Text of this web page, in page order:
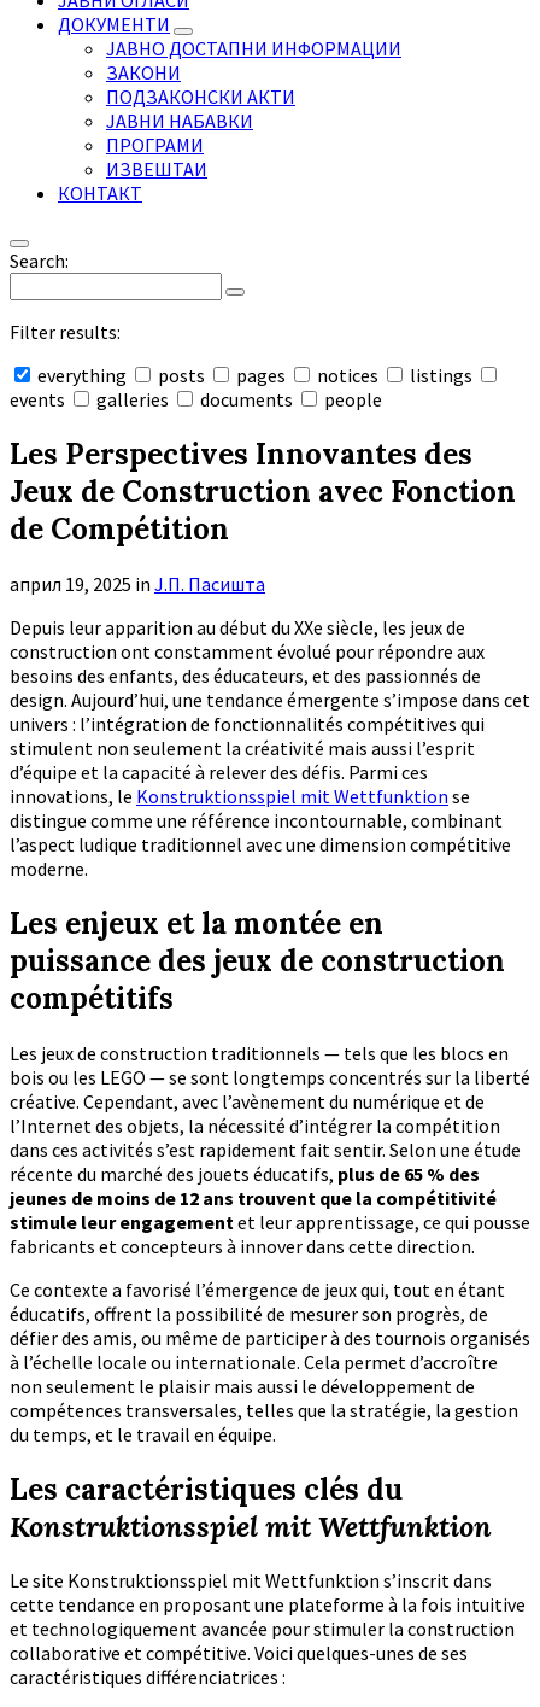
ДОКУМЕНТИ
ЈАВНО ДОСТАПНИ ИНФОРМАЦИИ
ЗАКОНИ
ПОДЗАКОНСКИ АКТИ
ЈАВНИ НАБАВКИ
ПРОГРАМИ
ИЗВЕШТАИ
КОНТАКТ
Search:
Filter results:
everything
posts pages notices
listings
events
galleries documents people
search
Les Perspectives Innovantes des
Jeux de Construction avec Fonction
de Compétition
април 19, 2025 in Ј.П. Пасишта
Depuis leur apparition au début du XXe siècle, les jeux de
construction ont constamment évolué pour répondre aux
besoins des enfants, des éducateurs, et des passionnés de
design. Aujourd’hui, une tendance émergente s’impose dans cet
univers : l’intégration de fonctionnalités compétitives qui
stimulent non seulement la créativité mais aussi l’esprit
d’équipe et la capacité à relever des défis. Parmi ces
innovations, le Konstruktionsspiel mit Wettfunktion se
distingue comme une référence incontournable, combinant
l’aspect ludique traditionnel avec une dimension compétitive
moderne.
Les enjeux et la montée en
puissance des jeux de construction
compétitifs
Les jeux de construction traditionnels — tels que les blocs en
bois ou les LEGO — se sont longtemps concentrés sur la liberté
créative. Cependant, avec l’avènement du numérique et de
l’Internet des objets, la nécessité d’intégrer la compétition
dans ces activités s’est rapidement fait sentir. Selon une étude
récente du marché des jouets éducatifs, plus de 65 % des
jeunes de moins de 12 ans trouvent que la compétitivité
stimule leur engagement et leur apprentissage, ce qui pousse
fabricants et concepteurs à innover dans cette direction.
Ce contexte a favorisé l’émergence de jeux qui, tout en étant
éducatifs, offrent la possibilité de mesurer son progrès, de
défier des amis, ou même de participer à des tournois organisés
à l’échelle locale ou internationale. Cela permet d’accroître
non seulement le plaisir mais aussi le développement de
compétences transversales, telles que la stratégie, la gestion
du temps, et le travail en équipe.
Les caractéristiques clés du
Konstruktionsspiel mit Wettfunktion
Le site Konstruktionsspiel mit Wettfunktion s’inscrit dans
cette tendance en proposant une plateforme à la fois intuitive
et technologiquement avancée pour stimuler la construction
collaborative et compétitive. Voici quelques-unes de ses
caractéristiques différenciatrices :